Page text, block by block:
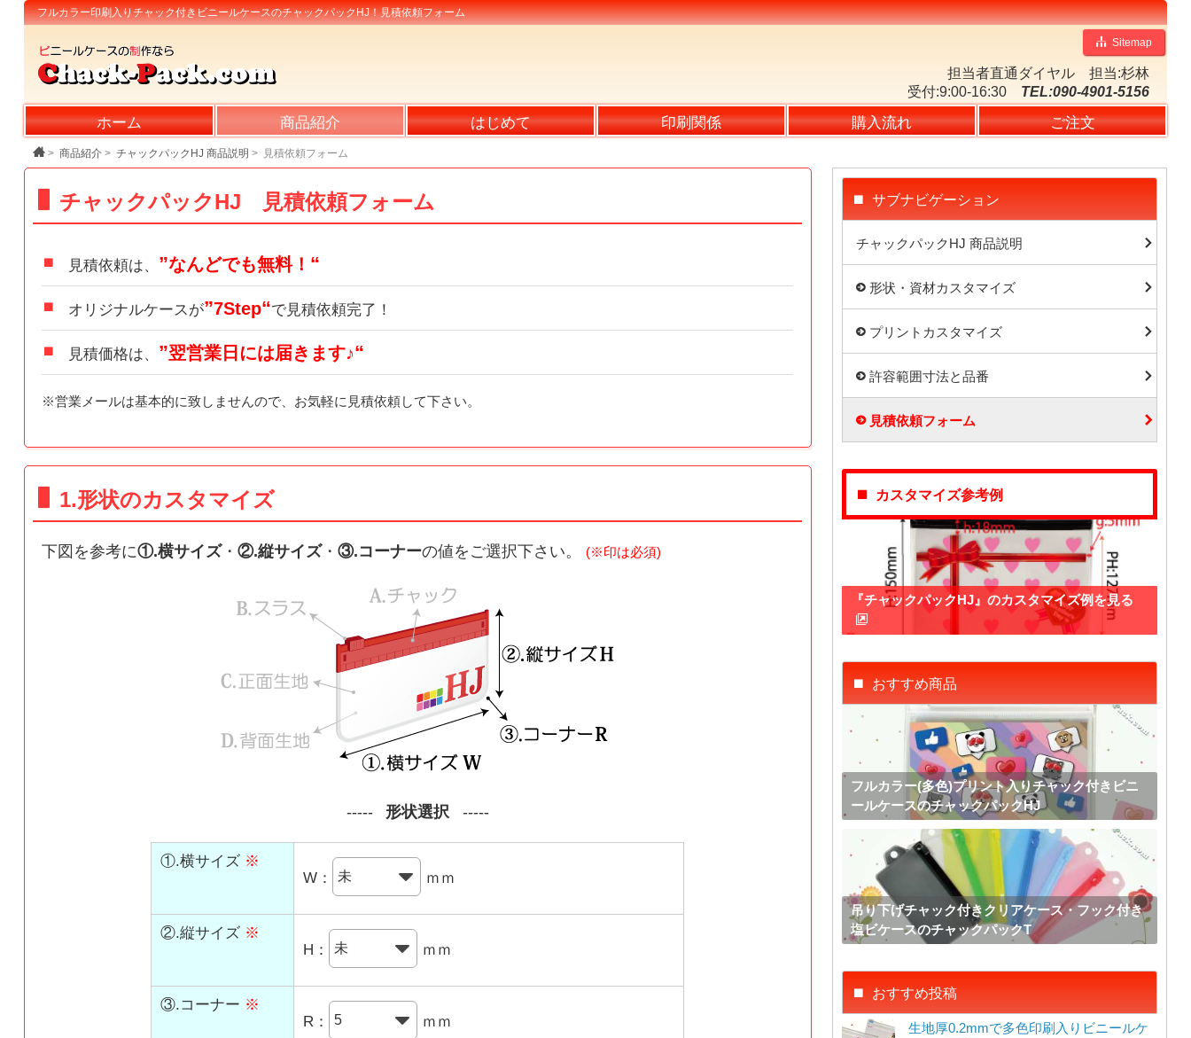
フルカラー印刷入りチャック付きビニールケースのチャックパックHJ！見積依頼フォーム
Sitemap
担当者直通ダイヤル 担当:杉林
受付:9:00-16:30 TEL:090-4901-5156
ホーム 商品紹介 はじめて 印刷関係 購入流れ ご注文
> 商品紹介> チャックパックHJ 商品説明 > 見積依頼フォーム
チャックパックHJ 見積依頼フォーム
見積依頼は、 なんどでも無料！
オリジナルケースが 7Step で見積依頼完了！
見積価格は、 翌営業日には届きます♪
※営業メールは基本的に致しませんので、お気軽に見積依頼して下さい。
1.形状のカスタマイズ
下図を参考に①.横サイズ・②.縦サイズ・③.コーナーの値をご選択下さい。 (※印は必須)
形状選択
①.横サイズ ※
W：
ｍｍ
②.縦サイズ ※
H：
ｍｍ
③.コーナー ※
R：
ｍｍ
サブナビゲーション
チャックパックHJ 商品説明
形状・資材カスタマイズ
プリントカスタマイズ
許容範囲寸法と品番
見積依頼フォーム
カスタマイズ参考例
『チャックパックHJ』のカスタマイズ例を見る
おすすめ商品
フルカラー(多色)プリント入りチャック付きビニ
ールケースのチャックパックHJ
吊り下げチャック付きクリアケース・フック付き
塩ビケースのチャックパックT
おすすめ投稿
生地厚0.2mmで多色印刷入りビニールケ